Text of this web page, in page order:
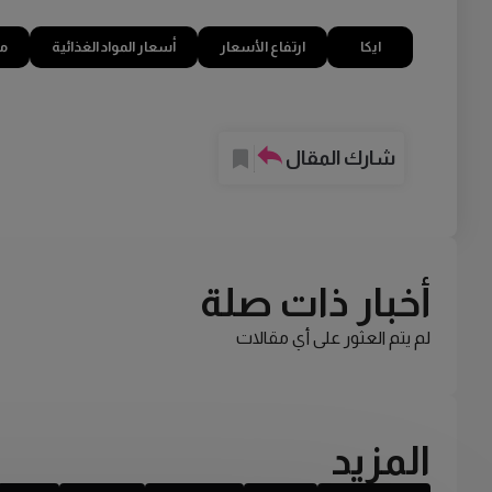
ايكا ارتفاع الأسعار أسعار المواد الغذائية
شارك المقال
أخبار ذات صلة
لم يتم العثور على أي مقالات
المزيد